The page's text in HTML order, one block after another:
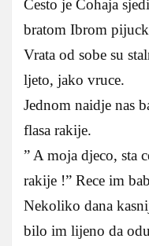
Cesto je Cohaja
bratom Ibrom
Vrata od sobe su
ljeto, jako vruce.
Jednom naidje nas
flasa rakije.
” A moja djeco, sta
rakije !” Rece im
Nekoliko dana
bilo im lijeno da